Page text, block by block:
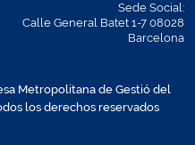
Sede Social:
Calle General Batet 1-7 08028
Barcelona
Metropolitana de Gestió del
los derechos reservados